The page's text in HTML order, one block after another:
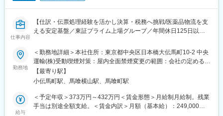
ます。
・インターンシップや会社説明会、合同説明会の企画および運営
・新卒イベントの発送準備・学生対応（LINEや電話、WEB面談）
・大学や専門学校等との関係構築
・データ管理など
※繁忙期は出張も月数回ございますが、閑散期は落ち着いており、
ワークライフバランスも整えやすい環境です。
ご経験に合わせて採用の業務効率化や現メンバーの育成にも携わ
■組織構成：
仕事内容
【仕訳・伝票処理経験を活かし決算・税務へ挑戦/医薬品物流を支
える安定基盤／東証プライム上場グループ／年間休日125日以
■業務概要
管理部経理課のメンバーとして、日常経理からお任せし、
OJTを通じて月次決算業務などへ徐々に業務の幅を広げていただ
きます。
将来的には決算業務や税務対応、予算管理など経理業務全般を担
い、
勤務地
＜勤務地詳細＞本社住所：東京都中央区日本橋大伝馬町10-2 中央
運輸(株)受動喫煙対策：屋内全面禁煙変更の範囲：会社の定める事
業所
【最寄り駅】
小伝馬町駅、馬喰横山駅、馬喰町駅
給与
＜予定年収＞373万円～432万円＜賃金形態＞月給制月給制。残業
手当は別途全額支給。＜賃金内訳＞月額（基本給）：249,000円